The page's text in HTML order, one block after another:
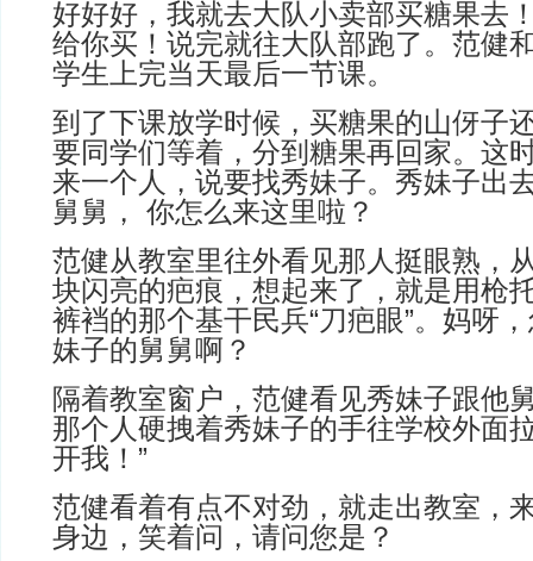
好好好，我就去大队小卖部买糖果去
给你买！说完就往大队部跑了。范健
学生上完当天最后一节课。
到了下课放学时候，买糖果的山伢子
要同学们等着，分到糖果再回家。这
来一个人，说要找秀妹子。秀妹子出
舅舅， 你怎么来这里啦？
范健从教室里往外看见那人挺眼熟，
块闪亮的疤痕，想起来了，就是用枪
裤裆的那个基干民兵“刀疤眼”。妈呀
妹子的舅舅啊？
隔着教室窗户，范健看见秀妹子跟他
那个人硬拽着秀妹子的手往学校外面
开我！”
范健看着有点不对劲，就走出教室，
身边，笑着问，请问您是？